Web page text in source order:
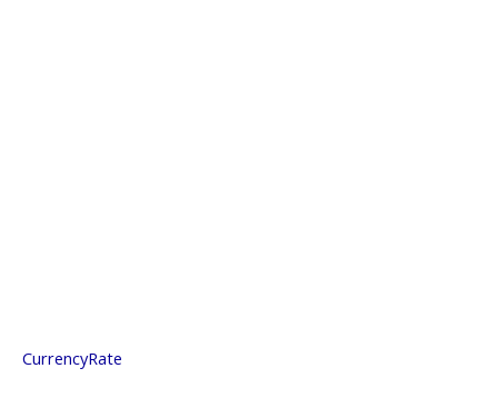
CurrencyRate